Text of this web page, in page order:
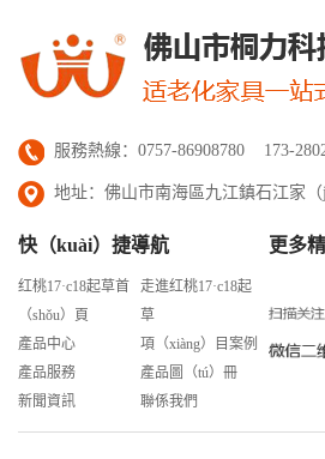
服務熱線：0757-86908780 173-
地址：佛山市南海區九江鎮石江家
快（kuài）捷導航
红桃17·c18起草首
（shǒu）頁
走進红桃17·c18起
草
產品中心
項（xiàng）目案例
產品服務
產品圖（tú）冊
新聞資訊
聯係我們
更多